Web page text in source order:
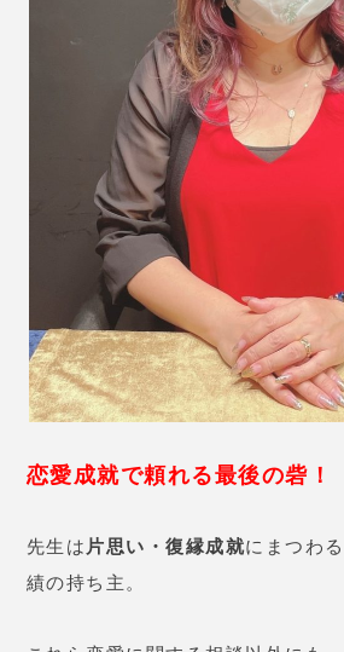
恋愛成就で頼れる最後の砦！
先生は片思い・復縁成就にまつわ
績の持ち主。